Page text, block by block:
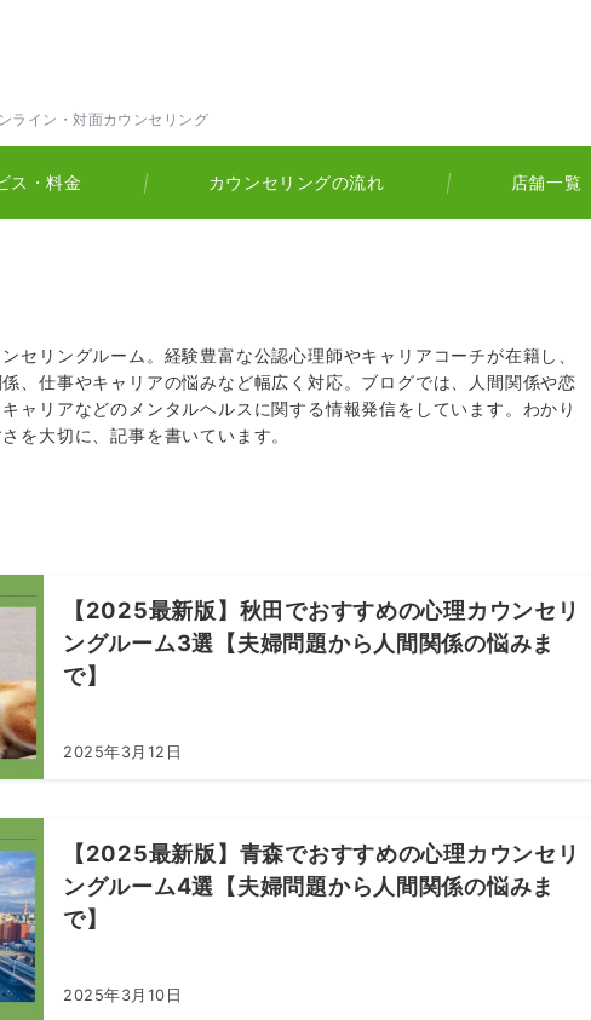
ライン・対面カウンセリング
ス・料金 カウンセリングの流れ 店舗一覧
セリングルーム。経験豊富な公認心理師やキャリアコーチが在籍し、
、仕事やキャリアの悩みなど幅広く対応。ブログでは、人間関係や恋
ャリアなどのメンタルヘルスに関する情報発信をしています。わかり
を大切に、記事を書いています。
【2025最新版】秋田でおすすめの心理カウンセリ
ングルーム3選【夫婦問題から人間関係の悩みま
で】
2025年3月12日
【2025最新版】青森でおすすめの心理カウンセリ
ングルーム4選【夫婦問題から人間関係の悩みま
で】
2025年3月10日